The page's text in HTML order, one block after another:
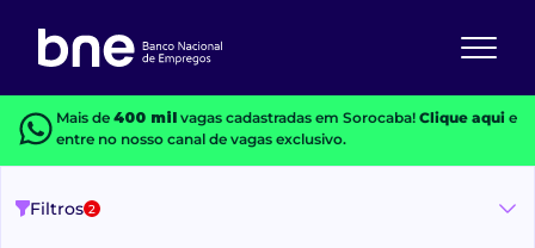
Mais de 400 milvagas cadastradas em Sorocaba! Clique aquie
entre no nosso canal de vagas exclusivo.
Filtros 2